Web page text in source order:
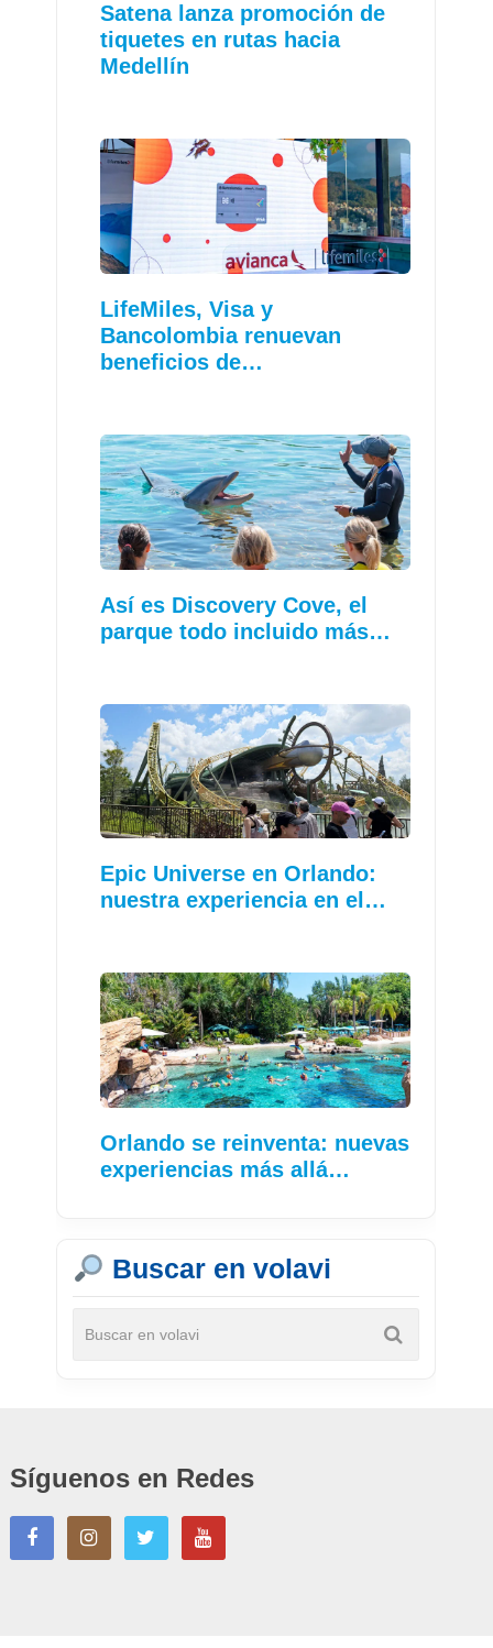
Satena lanza promoción de
tiquetes en rutas hacia
Medellín
LifeMiles, Visa y
Bancolombia renuevan
beneficios de…
Así es Discovery Cove, el
parque todo incluido más…
Epic Universe en Orlando:
nuestra experiencia en el…
Orlando se reinventa: nuevas
experiencias más allá…
Buscar en volavi
Síguenos en Redes